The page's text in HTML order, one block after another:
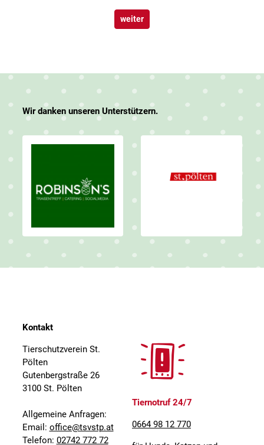
Wir danken unseren Unterstützern.
Kontakt
Tierschutzverein St.
Pölten
Gutenbergstraße 26
3100 St. Pölten
Allgemeine Anfragen:
Email: office@tsvstp.at
Telefon: 02742 772 72
Tiernotruf 24/7
0664 98 12 770